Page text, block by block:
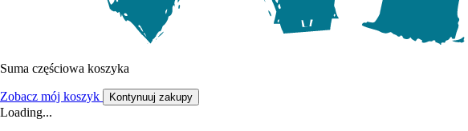
Suma częściowa koszyka
Zobacz mój koszyk Kontynuuj zakupy
Loading...